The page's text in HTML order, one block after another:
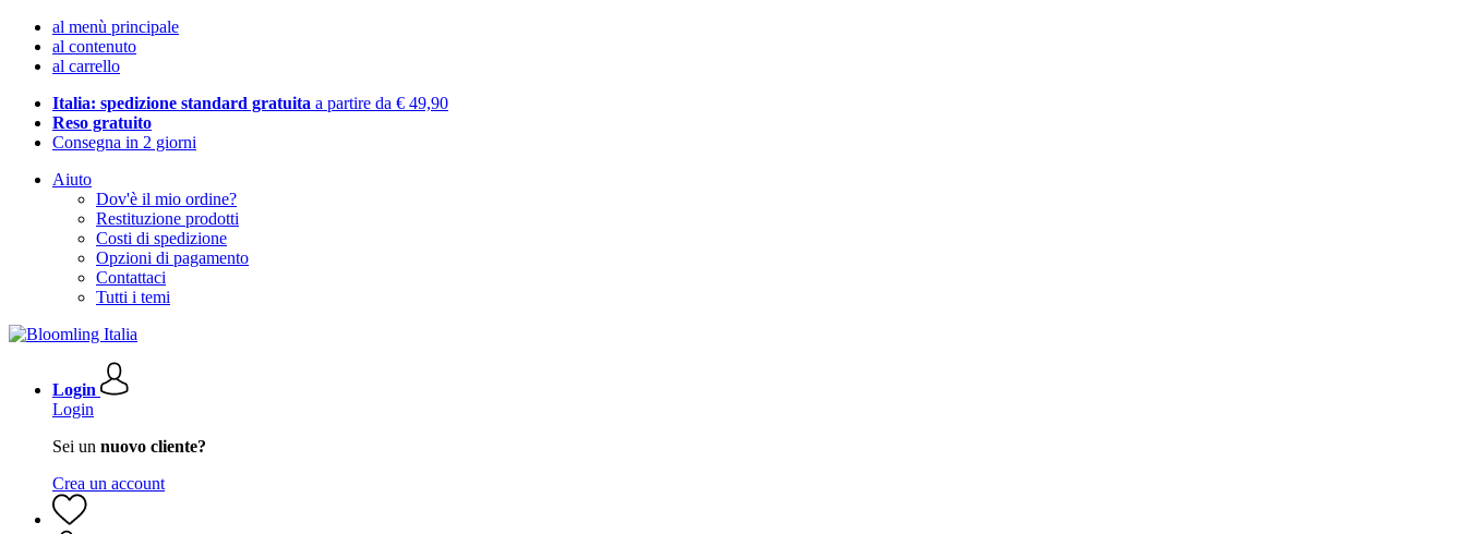
al menù principale
al contenuto
al carrello
Italia: spedizione standard gratuita a partire da € 49,90
Reso gratuito
Consegna in 2 giorni
Aiuto
Dov'è il mio ordine?
Restituzione prodotti
Costi di spedizione
Opzioni di pagamento
Contattaci
Tutti i temi
Login
Login
Sei un nuovo cliente?
Crea un account